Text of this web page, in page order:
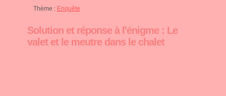
Thème : Enquête
Solution et réponse à l'énigme : Le
valet et le meutre dans le chalet